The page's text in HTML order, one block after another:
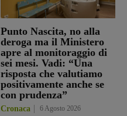
Punto Nascita, no alla
deroga ma il Ministero
apre al monitoraggio di
sei mesi. Vadi: “Una
risposta che valutiamo
positivamente anche se
con prudenza”
Cronaca 6 Agosto 2026